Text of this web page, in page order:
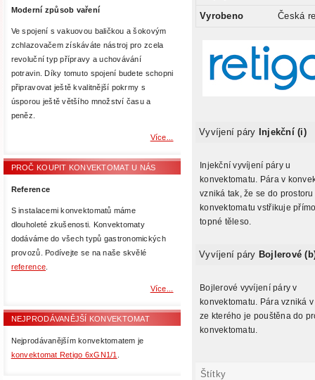
Moderní způsob vaření
Ve spojení s vakuovou baličkou a šokovým
zchlazovačem získáváte nástroj pro zcela
revoluční typ přípravy a uchovávání
potravin. Díky tomuto spojení budete schopni
připravovat ještě kvalitnější pokrmy s
úsporou ještě většího množství času a
peněz.
Více...
PROČ KOUPIT KONVEKTOMAT U NÁS
Reference
S instalacemi konvektomatů máme
dlouholeté zkušenosti. Konvektomaty
dodáváme do všech typů gastronomických
provozů. Podívejte se na naše skvělé
reference
Více...
NEJPRODÁVANĚJŠÍ KONVEKTOMAT
Nejprodávanějším konvektomatem je
konvektomat Retigo 6xGN1/1
Vyrobeno Česká
Vyvíjení páry Injekční (i)
Injekční vyvíjení páry u
konvektomatu. Pára v
vzniká tak, že se do prostoru
konvektomatu vstřikuje
topné těleso.
Vyvíjení páry Bojlerové
Bojlerové vyvíjení páry v
konvektomatu. Pára vzniká
ze kterého je pouštěna do
konvektomatu.
Štítky